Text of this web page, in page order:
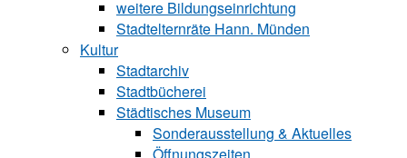
weitere Bildungseinrichtung
Stadtelternräte Hann. Münden
Kultur
Stadtarchiv
Stadtbücherei
Städtisches Museum
Sonderausstellung & Aktuelles